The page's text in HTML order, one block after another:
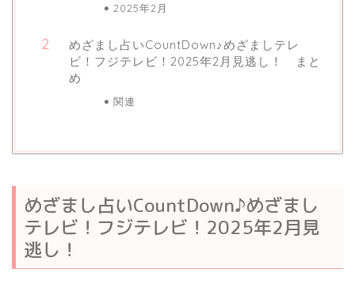
2025年2月
めざまし占いCountDown♪めざましテレ
ビ！フジテレビ！2025年2月見逃し！ まと
め
関連
めざまし占いCountDown♪めざまし
テレビ！フジテレビ！2025年2月見
逃し！